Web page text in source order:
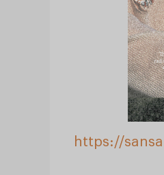
https://